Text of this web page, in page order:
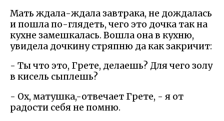
Мать ждала-ждала завтрака, не дождалась
и пошла по-глядеть, чего это дочка так на
кухне замешкалась. Вошла она в кухню,
увидела дочкину стряпню да как закричит:
- Ты что это, Грете, делаешь? Для чего золу
в кисель сыплешь?
- Ох, матушка,-отвечает Грете, - я от
радости себя не помню.